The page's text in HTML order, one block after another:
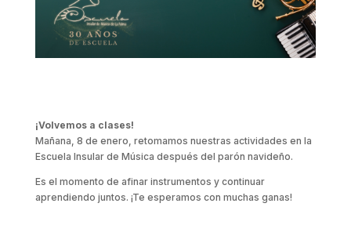
¡Volvemos a clases!
Mañana, 8 de enero, retomamos nuestras actividades en la
Escuela Insular de Música después del parón navideño.
Es el momento de afinar instrumentos y continuar
aprendiendo juntos. ¡Te esperamos con muchas ganas!